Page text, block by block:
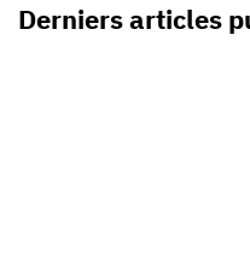
Derniers articles